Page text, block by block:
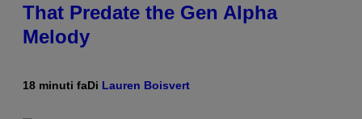
That Predate the Gen Alpha
Melody
18 minuti faDi Lauren Boisvert